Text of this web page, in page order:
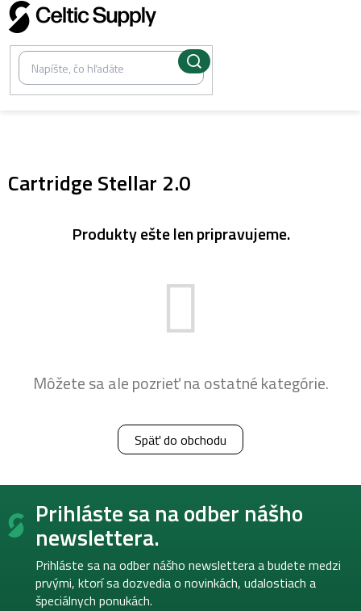
Prejsť
na
obsah
Cartridge Stellar 2.0
Produkty ešte len pripravujeme.
Môžete sa ale pozrieť na ostatné kategórie.
Späť do obchodu
Z
Prihláste sa na odber nášho
newslettera.
Prihláste sa na odber nášho newslettera a budete medzi
prvými, ktorí sa dozvedia o novinkách, udalostiach a
špeciálnych ponukách.